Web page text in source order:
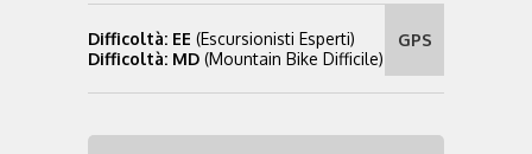
Difficoltà: EE (Escursionisti Esperti)
Difficoltà: MD (Mountain Bike Difficile)
GPS